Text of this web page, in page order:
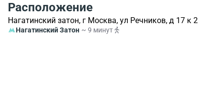
Расположение
Нагатинский затон, г Москва, ул Речников, д 17 к 2
Нагатинский Затон ~ 9 минут